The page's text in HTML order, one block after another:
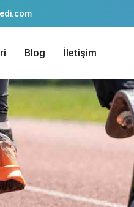
Blog İletişim